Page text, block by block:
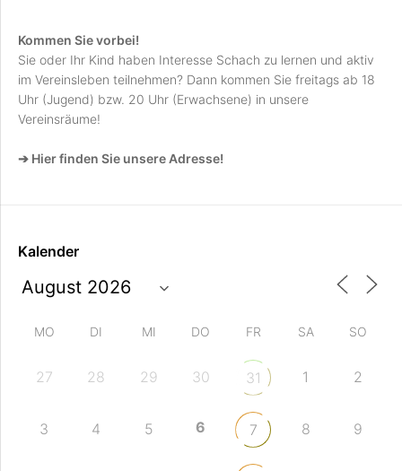
Kommen Sie vorbei!
Sie oder Ihr Kind haben Interesse Schach zu lernen und aktiv
im Vereinsleben teilnehmen? Dann kommen Sie freitags ab 18
Uhr (Jugend) bzw. 20 Uhr (Erwachsene) in unsere
Vereinsräume!
➔ Hier finden Sie unsere Adresse!
Kalender
MO DI MI DO FR SA SO
27 28 29 30 31 1 2
3 4 5 6 7 8 9